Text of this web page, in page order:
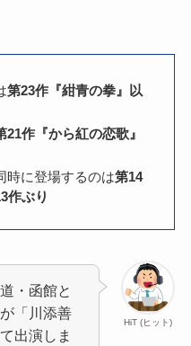
第23作『紺青の拳』以
21作『から紅の恋歌』
時に登場するのは第14
作ぶり
HiT (ヒット)
・函館と
「川添善
出演しま